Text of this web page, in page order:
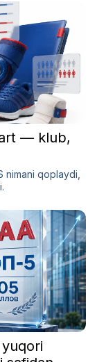
— klub,
nimani qoplaydi,
yuqori